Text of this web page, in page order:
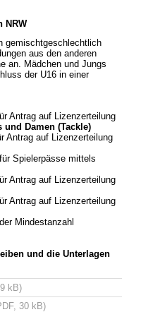
NRW
gemischtgeschlechtlich
aus den anderen
an. Mädchen und Jungs
der U16 in einer
Antrag auf Lizenzerteilung
Damen (Tackle)
Antrag auf Lizenzerteilung
Spielerpässe mittels
Antrag auf Lizenzerteilung
Antrag auf Lizenzerteilung
Mindestanzahl
und die Unterlagen
kB)
30 kB)